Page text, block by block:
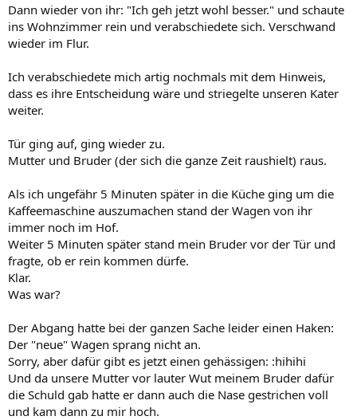
Dann wieder von ihr: "Ich geh jetzt wohl besser." und schaute
ins Wohnzimmer rein und verabschiedete sich. Verschwand
wieder im Flur.
Ich verabschiedete mich artig nochmals mit dem Hinweis,
dass es ihre Entscheidung wäre und striegelte unseren Kater
weiter.
Tür ging auf, ging wieder zu.
Mutter und Bruder (der sich die ganze Zeit raushielt) raus.
Als ich ungefähr 5 Minuten später in die Küche ging um die
Kaffeemaschine auszumachen stand der Wagen von ihr
immer noch im Hof.
Weiter 5 Minuten später stand mein Bruder vor der Tür und
fragte, ob er rein kommen dürfe.
Klar.
Was war?
Der Abgang hatte bei der ganzen Sache leider einen Haken:
Der "neue" Wagen sprang nicht an.
Sorry, aber dafür gibt es jetzt einen gehässigen: :hihihi
Und da unsere Mutter vor lauter Wut meinem Bruder dafür
die Schuld gab hatte er dann auch die Nase gestrichen voll
und kam dann zu mir hoch.